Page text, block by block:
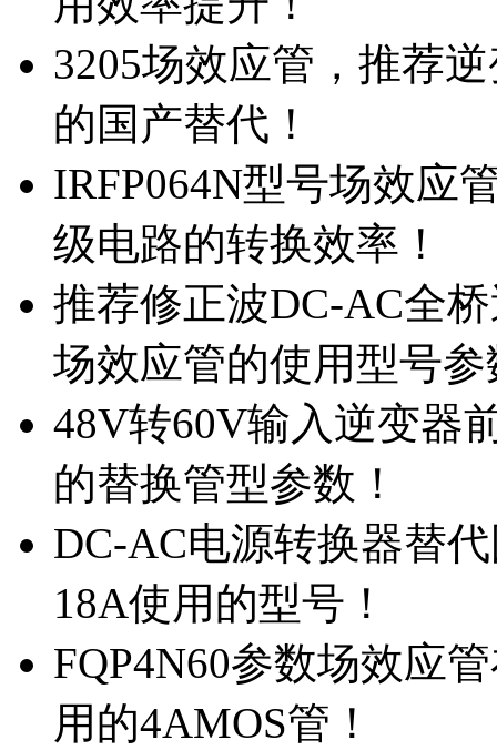
3205场效应管，推荐
的国产替代！
IRFP064N型号场效应
级电路的转换效率！
推荐修正波DC-AC全
场效应管的使用型号参
48V转60V输入逆变器
的替换管型参数！
DC-AC电源转换器替
18A使用的型号！
FQP4N60参数场效应
用的4AMOS管！